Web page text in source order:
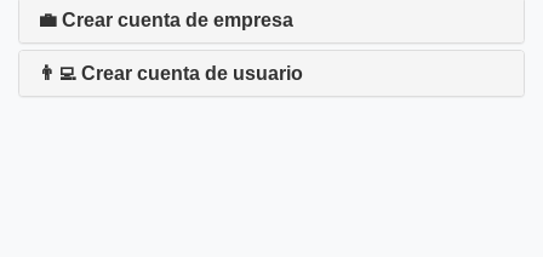
💼 Crear cuenta de empresa
👨‍💻 Crear cuenta de usuario